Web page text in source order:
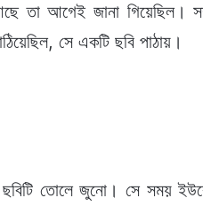
তা আগেই জানা গিয়েছিল।
সে একটি ছবি পাঠায়।
তোলে জুনো। সে সময়